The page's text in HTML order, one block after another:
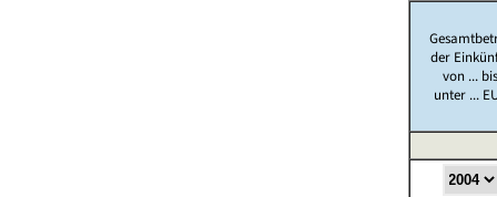
der
von ...
unter ...